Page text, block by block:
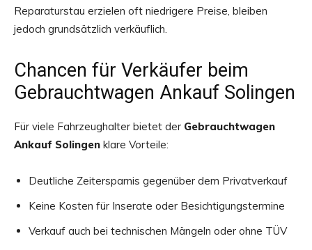
Reparaturstau erzielen oft niedrigere Preise, bleiben
jedoch grundsätzlich verkäuflich.
Chancen für Verkäufer beim
Gebrauchtwagen Ankauf Solingen
Für viele Fahrzeughalter bietet der Gebrauchtwagen
Ankauf Solingen klare Vorteile:
Deutliche Zeitersparnis gegenüber dem Privatverkauf
Keine Kosten für Inserate oder Besichtigungstermine
Verkauf auch bei technischen Mängeln oder ohne TÜV